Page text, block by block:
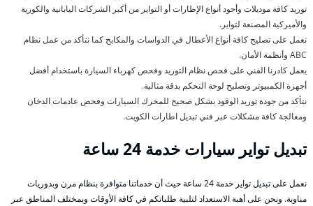
توريد كافة موديلات وأجود أنواع الإطارات أو التواير من أكبر الشركات اليابانية والكورية
والأميركية المصنعة لتواير.
نعمل على تصليح كافة أنواع الأعطال في الدواسات والمكابح كما نتأكد من عمل نظام
ABC وأنظمة الأمان.
يعمل كادرنا الفني على فحص نظام التوريد وفحص كهرباء السيارة باستخدام أفضل
أجهزة الكمبيوتر وتصليح لوحة التحكم بدقة مثالية.
نتأكد من جودة توريد الوقود بشكل صحيح للمحرك السيارات وفحص عادمات الدخان
ومعالجة كافة مشكلات عبر فني تبديل اطارات الكويت.
تبديل تواير سيارات خدمة 24 ساعة
نعمل على تبديل تواير خدمة 24 ساعة حيث أن خدماتنا متوافرة بنظام مرن وبدوريات
مناوبة. ونحن على أهبة الاستعداد لتلبية طلباتكم في كافة الأوقات وبمختلف المناطق عبر